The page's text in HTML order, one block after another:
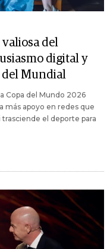
del
digital y
Mundial
Copa del Mundo 2026
más apoyo en redes que
trasciende el deporte para